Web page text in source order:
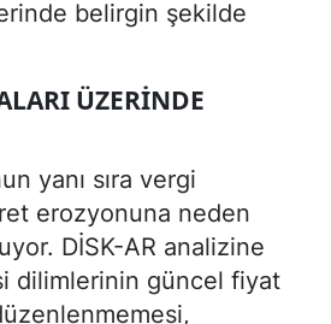
belirgin şekilde
ÜZERINDE
yanı sıra vergi
erozyonuna neden
DİSK-AR analizine
dilimlerinin güncel fiyat